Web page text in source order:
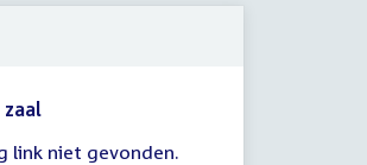
zaal
link niet gevonden.